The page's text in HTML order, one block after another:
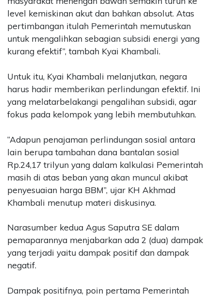
level kemiskinan akut dan bahkan absolut. Atas
pertimbangan itulah Pemerintah memutuskan
untuk mengalihkan sebagian subsidi energi yang
kurang efektif”, tambah Kyai Khambali.
Untuk itu, Kyai Khambali melanjutkan, negara
harus hadir memberikan perlindungan efektif. Ini
yang melatarbelakangi pengalihan subsidi, agar
fokus pada kelompok yang lebih membutuhkan.
“Adapun penajaman perlindungan sosial antara
lain berupa tambahan dana bantalan sosial
Rp.24,17 trilyun yang dalam kalkulasi Pemerintah
masih di atas beban yang akan muncul akibat
penyesuaian harga BBM”, ujar KH Akhmad
Khambali menutup materi diskusinya.
Narasumber kedua Agus Saputra SE dalam
pemaparannya menjabarkan ada 2 (dua) dampak
yang terjadi yaitu dampak positif dan dampak
negatif.
Dampak positifnya, poin pertama Pemerintah